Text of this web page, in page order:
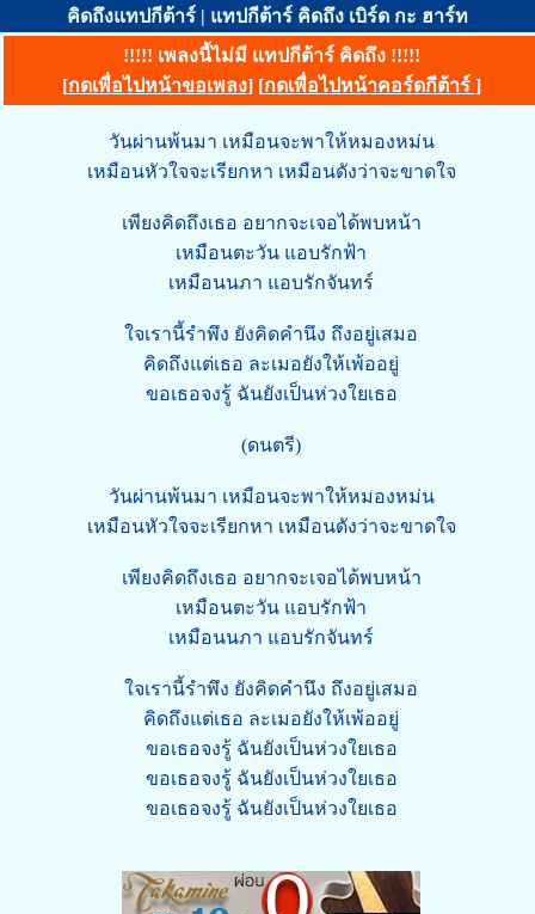
คิดถึงแทปกีต้าร์ | แทปกีต้าร์ คิดถึง เบิร์ด กะ ฮาร์ท
!!!!! เพลงนี้ไม่มี แทปกีต้าร์ คิดถึง !!!!!
[กดเพื่อไปหน้าขอเพลง] [กดเพื่อไปหน้าคอร์ดกีต้าร์ ]
วันผ่านพ้นมา เหมือนจะพาให้หมองหม่น
เหมือนหัวใจจะเรียกหา เหมือนดังว่าจะขาดใจ
เพียงคิดถึงเธอ อยากจะเจอได้พบหน้า
เหมือนตะวัน แอบรักฟ้า
เหมือนนภา แอบรักจันทร์
ใจเรานี้รำพึง ยังคิดคำนึง ถึงอยู่เสมอ
คิดถึงแต่เธอ ละเมอยังให้เพ้ออยู่
ขอเธอจงรู้ ฉันยังเป็นห่วงใยเธอ
(ดนตรี)
วันผ่านพ้นมา เหมือนจะพาให้หมองหม่น
เหมือนหัวใจจะเรียกหา เหมือนดังว่าจะขาดใจ
เพียงคิดถึงเธอ อยากจะเจอได้พบหน้า
เหมือนตะวัน แอบรักฟ้า
เหมือนนภา แอบรักจันทร์
ใจเรานี้รำพึง ยังคิดคำนึง ถึงอยู่เสมอ
คิดถึงแต่เธอ ละเมอยังให้เพ้ออยู่
ขอเธอจงรู้ ฉันยังเป็นห่วงใยเธอ
ขอเธอจงรู้ ฉันยังเป็นห่วงใยเธอ
ขอเธอจงรู้ ฉันยังเป็นห่วงใยเธอ